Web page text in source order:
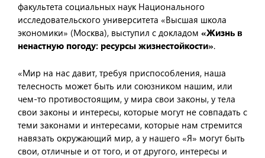
факультета социальных наук Национального
исследовательского университета «Высшая школа
экономики» (Москва), выступил с докладом «Жизнь в
ненастную погоду: ресурсы жизнестойкости».
«Мир на нас давит, требуя приспособления, наша
телесность может быть или союзником нашим, или
чем-то противостоящим, у мира свои законы, у тела
свои законы и интересы, которые могут не совпадать с
теми законами и интересами, которые нам стремится
навязать окружающий мир, а у нашего «Я» могут быть
свои, отличные и от того, и от другого, интересы и